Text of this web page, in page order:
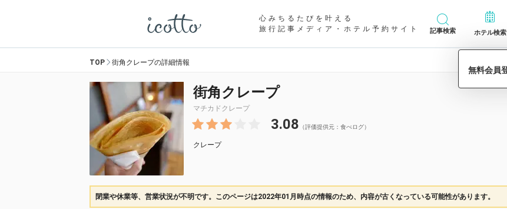
心みちるたびを叶える
旅行記事メディア・ホテル予約サイト
記事検索 ホテル検索
TOP 街角クレープの詳細情報
街角クレープ
マチカドクレープ
3.08 （評価提供元：食べログ）
クレープ
閉業や休業等、営業状況が不明です。このページは2022年01月時点の情報のため、内容が古くなっている可能性があります。